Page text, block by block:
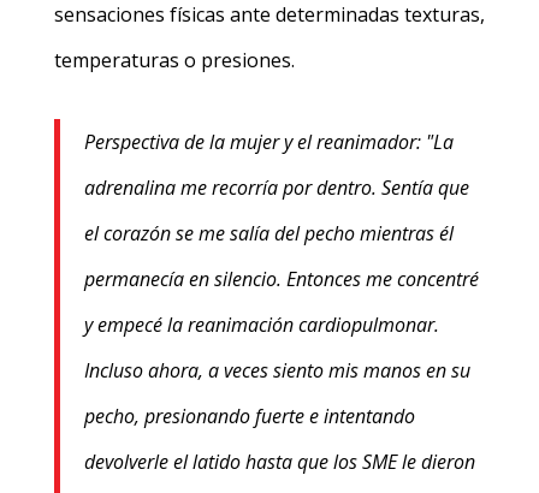
sensaciones físicas ante determinadas texturas,
temperaturas o presiones.
Perspectiva de la mujer y el reanimador: "La
adrenalina me recorría por dentro. Sentía que
el corazón se me salía del pecho mientras él
permanecía en silencio. Entonces me concentré
y empecé la reanimación cardiopulmonar.
Incluso ahora, a veces siento mis manos en su
pecho, presionando fuerte e intentando
devolverle el latido hasta que los SME le dieron